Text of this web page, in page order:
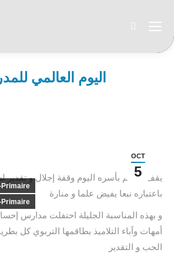
Recherche
اليوم العالمي
OCT
5
Primaire
Primaire
يقف العالم بأسره اليوم وقفة إجلال و
باعتباره نبعا يفيض علما و منارة
و بهذه المناسبة الجليلة احتفلت مدارس
أمهات وآباء التلاميذ بطاقمها التربوي كل
الحب و التقدير